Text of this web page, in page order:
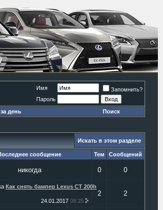
Имя
Запомнить?
Пароль
день Поиск
Искать в этом разделе
сообщение Тем Сообщений
никогда 0 0
Как снять бампер Lexus CT 200h
24.01.2017 08:25
2 2